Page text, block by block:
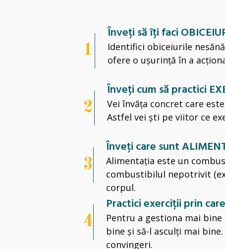
1
Înveți să îți faci
Identifici obiceiurile
ofere o ușurință în a
2
Înveți cum să practici
Vei învăța concret care
Astfel vei ști pe viitor ce
3
Înveți care sunt
Alimentația este un
combustibilul nepotrivit
corpul.
4
Practici exerciții prin
Pentru a gestiona mai
bine și să-l asculți mai
convingeri.